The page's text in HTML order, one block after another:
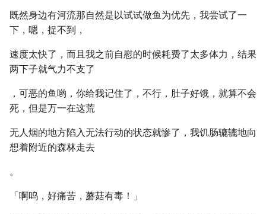
既然身边有河流那自然是以试试做鱼为优先，我尝试了一
下，嗯，捉不到，
速度太快了，而且我之前自慰的时候耗费了太多体力，结果
两下子就气力不支了
，可恶的鱼哟，你给我记住了，不行，肚子好饿，就算不会
死，但是万一在这荒
无人烟的地方陷入无法行动的状态就惨了，我饥肠辘辘地向
想着附近的森林走去
。
「啊呜，好痛苦，蘑菇有毒！」